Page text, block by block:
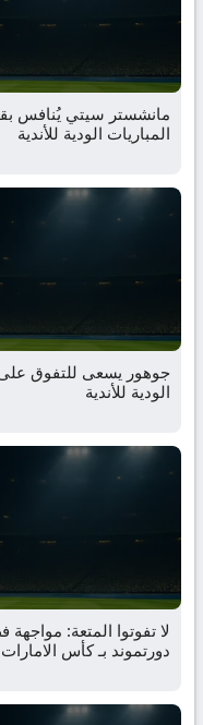
مانشستر سيتي يُنافس
المباريات الودية للأندية
جوهور يسعى للتفوق على
الودية للأندية
لا تفوتوا المتعة:
دورتموند بـ كأس